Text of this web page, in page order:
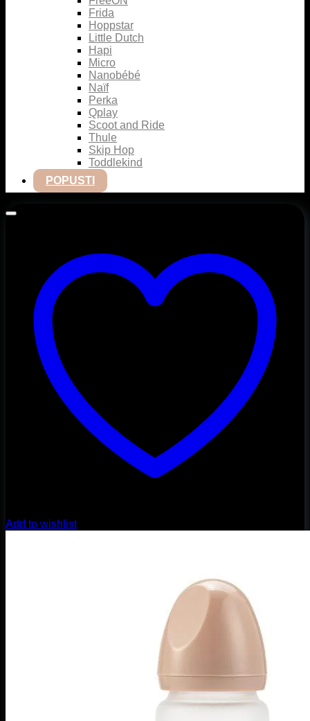
Frida
Hoppstar
Little Dutch
Hapi
Micro
Nanobébé
Naïf
Perka
Qplay
Scoot and Ride
Thule
Skip Hop
Toddlekind
POPUSTI
Add to wishlist